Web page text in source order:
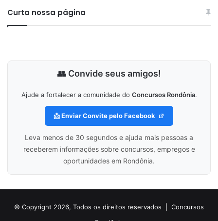
Curta nossa página
👥 Convide seus amigos!
Ajude a fortalecer a comunidade do Concursos Rondônia.
📩 Enviar Convite pelo Facebook
Leva menos de 30 segundos e ajuda mais pessoas a
receberem informações sobre concursos, empregos e
oportunidades em Rondônia.
© Copyright 2026, Todos os direitos reservados | Concursos